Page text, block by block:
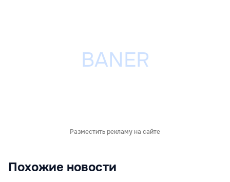
Разместить рекламу на сайте
Похожие новости